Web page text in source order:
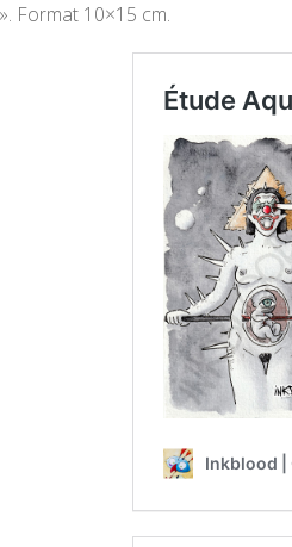
Format 10×15 cm.